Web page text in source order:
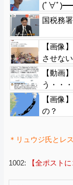
(ﾟ∀ﾟ
国税務
【画像
させな
【動画
う・・・
【画像
の？
＊リュウジ氏とレ
1002: 【全ポスト